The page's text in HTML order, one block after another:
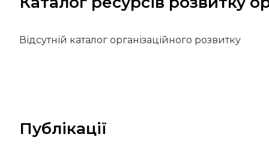
Відсутній каталог організаційного розвитку
Публікації